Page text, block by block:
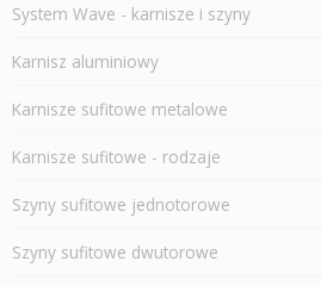
System Wave - karnisze i szyny
Karnisz aluminiowy
Karnisze sufitowe metalowe
Karnisze sufitowe - rodzaje
Szyny sufitowe jednotorowe
Szyny sufitowe dwutorowe